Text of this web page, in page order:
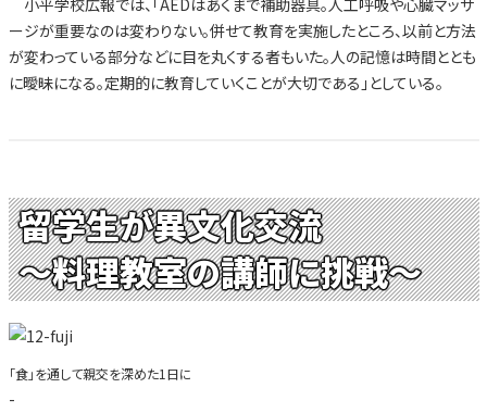
小平学校広報では、「AEDはあくまで補助器具。人工呼吸や心臓マッサ
ージが重要なのは変わりない。併せて教育を実施したところ、以前と方法
が変わっている部分などに目を丸くする者もいた。人の記憶は時間ととも
に曖昧になる。定期的に教育していくことが大切である」としている。
留学生が異文化交流
～料理教室の講師に挑戦～
「食」を通して親交を深めた1日に
-